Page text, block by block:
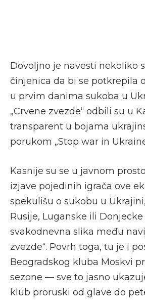
Dovoljno je navesti nekoliko
činjenica da bi se potkrepila
u prvim danima sukoba u
„Crvene zvezde“ odbili su u
transparent u bojama
porukom „Stop war in
Kasnije su se u javnom
izjave pojedinih igrača ove
spekulišu o sukobu u
Rusije, Luganske ili
svakodnevna slika među
zvezde“. Povrh toga, tu je i
Beogradskog kluba Moskvi
sezone — sve to jasno
klub proruski od glave do